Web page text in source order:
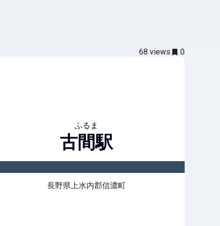
68 views 0
ふるま
古間駅
長野県上水内郡信濃町